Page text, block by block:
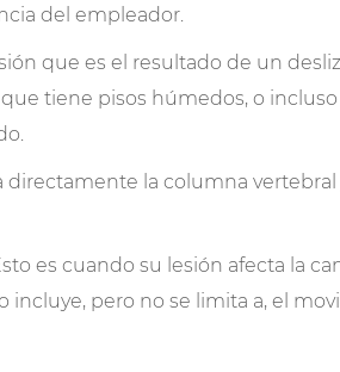
del empleador.
que es el resultado de un
tiene pisos húmedos, o
directamente la columna
es cuando su lesión afecta la
pero no se limita a, el